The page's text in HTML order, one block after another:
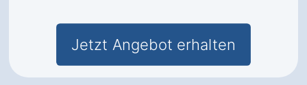
Jetzt Angebot erhalten